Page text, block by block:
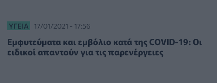
ΥΓΕΊΑ 17/01/2021 - 17:56
Εμφυτεύματα και εμβόλιο κατά της COVID-19: Οι
ειδικοί απαντούν για τις παρενέργειες